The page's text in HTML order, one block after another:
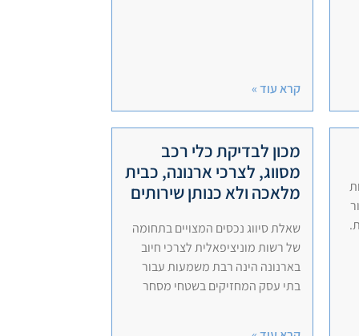
קרא עוד »
מכון לבדיקת כלי רכב
מסווג, לצרכי ארנונה, כבית
מלאכה ולא כנותן שירותים
שאלת סיווג נכסים המצויים בתחומה
של רשות מוניציפאלית לצרכי חיוב
בארנונה הינה רבת משמעות עבור
בתי עסק המחזיקים בשטחי מסחר